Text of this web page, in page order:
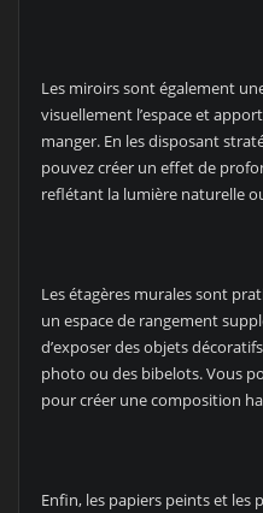
Les miroirs sont également
visuellement l’espace et
manger. En les disposant
pouvez créer un effet de
reflétant la lumière naturelle
Les étagères murales sont
un espace de rangement
d’exposer des objets
photo ou des bibelots. Vous
pour créer une composition
Enfin, les papiers peints et les